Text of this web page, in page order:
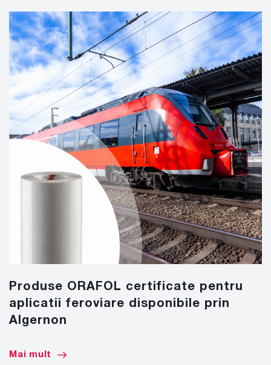
Produse ORAFOL certificate pentru
aplicatii feroviare disponibile prin
Algernon
Mai mult